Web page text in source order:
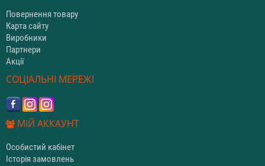
Повернення товару
Карта сайту
Виробники
Партнери
Акції
СОЦІАЛЬНІ МЕРЕЖІ
МІЙ АККАУНТ
Особистий кабінет
Історія замовлень